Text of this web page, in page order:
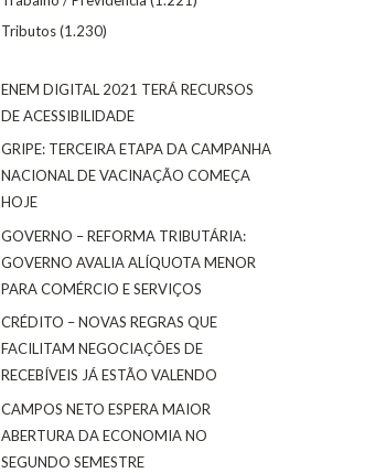
Tributos(1.230)
ENEM DIGITAL 2021 TERÁ RECURSOS
DE ACESSIBILIDADE
GRIPE: TERCEIRA ETAPA DA CAMPANHA
NACIONAL DE VACINAÇÃO COMEÇA
HOJE
GOVERNO – REFORMA TRIBUTÁRIA:
GOVERNO AVALIA ALÍQUOTA MENOR
PARA COMÉRCIO E SERVIÇOS
CRÉDITO – NOVAS REGRAS QUE
FACILITAM NEGOCIAÇÕES DE
RECEBÍVEIS JÁ ESTÃO VALENDO
CAMPOS NETO ESPERA MAIOR
ABERTURA DA ECONOMIA NO
SEGUNDO SEMESTRE